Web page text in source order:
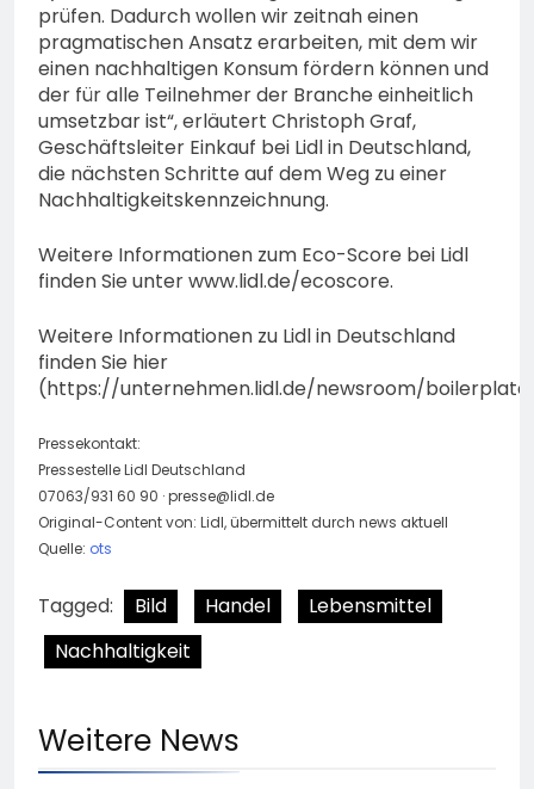
prüfen. Dadurch wollen wir zeitnah einen
pragmatischen Ansatz erarbeiten, mit dem wir
einen nachhaltigen Konsum fördern können und
der für alle Teilnehmer der Branche einheitlich
umsetzbar ist“, erläutert Christoph Graf,
Geschäftsleiter Einkauf bei Lidl in Deutschland,
die nächsten Schritte auf dem Weg zu einer
Nachhaltigkeitskennzeichnung.
Weitere Informationen zum Eco-Score bei Lidl
finden Sie unter www.lidl.de/ecoscore.
Weitere Informationen zu Lidl in Deutschland
finden Sie hier
(https://unternehmen.lidl.de/newsroom/
Pressekontakt:
Pressestelle Lidl Deutschland
07063/931 60 90 ·presse@lidl.de
Original-Content von: Lidl, übermittelt durch news aktuell
Quelle: ots
Tagged: Bild Handel
Lebensmittel
Nachhaltigkeit
Weitere News